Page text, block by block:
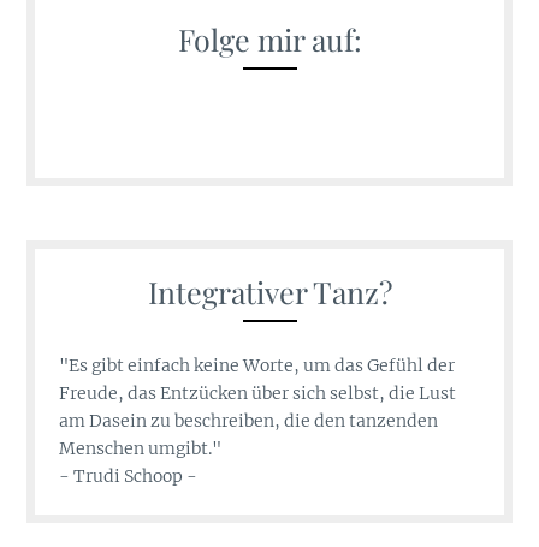
Folge mir auf:
Integrativer Tanz?
"Es gibt einfach keine Worte, um das Gefühl der
Freude, das Entzücken über sich selbst, die Lust
am Dasein zu beschreiben, die den tanzenden
Menschen umgibt."
- Trudi Schoop -